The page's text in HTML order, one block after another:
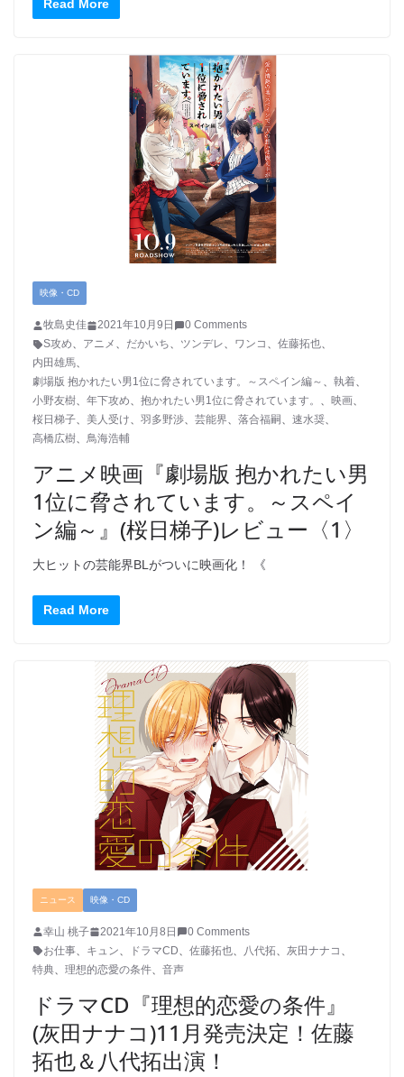
Read More
映像・CD
牧島史佳 2021年10月9日
0 Comments
S攻め、 アニメ 、 だかいち、 ツンデレ、 ワンコ 、 佐藤拓也、
内田雄馬、
劇場版 抱かれたい男1位に脅されています。～スペイン編～ 、 執着、
小野友樹、 年下攻め、 抱かれたい男1位に脅されています。 、 映画、
桜日梯子、 美人受け、 羽多野渉、 芸能界、 落合福嗣 、 速水奨、
高橋広樹、 鳥海浩輔
アニメ映画『劇場版 抱かれたい男
1位に脅されています。～スペイ
ン編～』(桜日梯子)レビュー〈1〉
大ヒットの芸能界BLがついに映画化！ 《
Read More
ニュース 映像・CD
幸山 桃子 2021年10月8日
0 Comments
お仕事
キュン ドラマCD 佐藤拓也 八代拓 灰田ナナコ
特典
理想的恋愛の条件 音声
ドラマCD『理想的恋愛の条件』
(灰田ナナコ)11月発売決定！佐藤
拓也＆八代拓出演！